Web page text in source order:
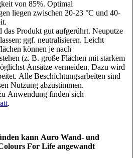
von 85%. Optimal
liegen zwischen 20-23 °C und 40-
Produkt gut aufgerührt. Neuputze
ggf. neutralisieren. Leicht
können je nach
(z. B. große Flächen mit starkem
Ansätze vermeiden. Dazu wird
Alle Beschichtungsarbeiten sind
Nutzung abzustimmen.
Anwendung finden sich
.
kann Auro Wand- und
For Life angewandt